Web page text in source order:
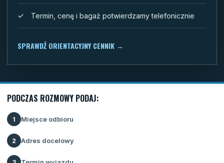
Termin, cenę i bagaż potwierdzamy telefonicznie
SPRAWDŹ ORIENTACYJNY CENNIK →
PODCZAS ROZMOWY PODAJ:
1 Miejsce odbioru
2 Adres docelowy